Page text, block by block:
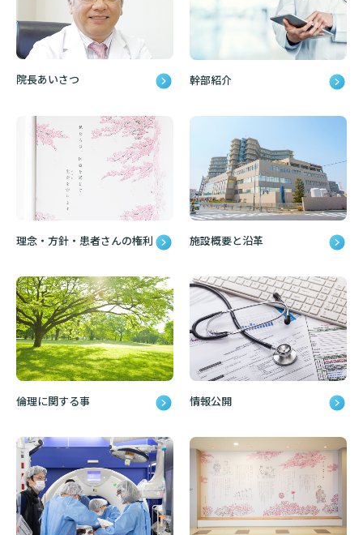
LINEサービスについて
無料低額診療のご案内
診断書等文書のお申込みについて
診療記録（カルテ）の開示について
よくあるご質問
ご相談・お問い合わせ
院長あいさつ 幹部紹介
理念・方針・患者さんの権利 施設概要と沿革
倫理に関する事 情報公開